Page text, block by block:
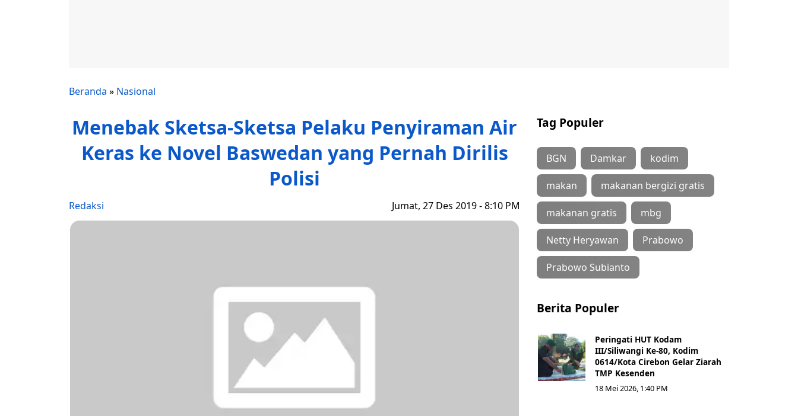
Beranda » Nasional
Menebak Sketsa-Sketsa Pelaku Penyiraman Air
Keras ke Novel Baswedan yang Pernah Dirilis
Polisi
Redaksi Jumat, 27 Des 2019 - 8:10 PM
Tag Populer
BGN Damkar kodim
makan makanan bergizi gratis
makanan gratis mbg
Netty Heryawan Prabowo
Prabowo Subianto
Berita Populer
Peringati HUT Kodam
III/Siliwangi Ke-80, Kodim
0614/Kota Cirebon Gelar Ziarah
TMP Kesenden
18 Mei 2026, 1:40 PM